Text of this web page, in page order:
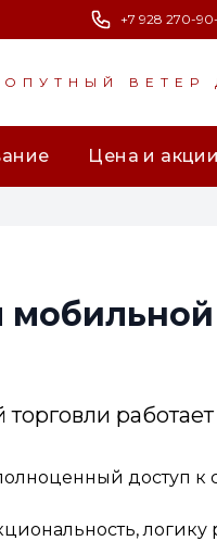
+7 928 270-
ВЕТЕР
Цена и акции
доступ к